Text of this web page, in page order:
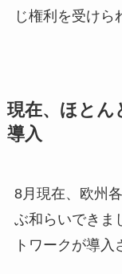
じ権利を受けら
現在、ほとん
導入
8月現在、欧州
ぶ和らいできま
トワークが導入